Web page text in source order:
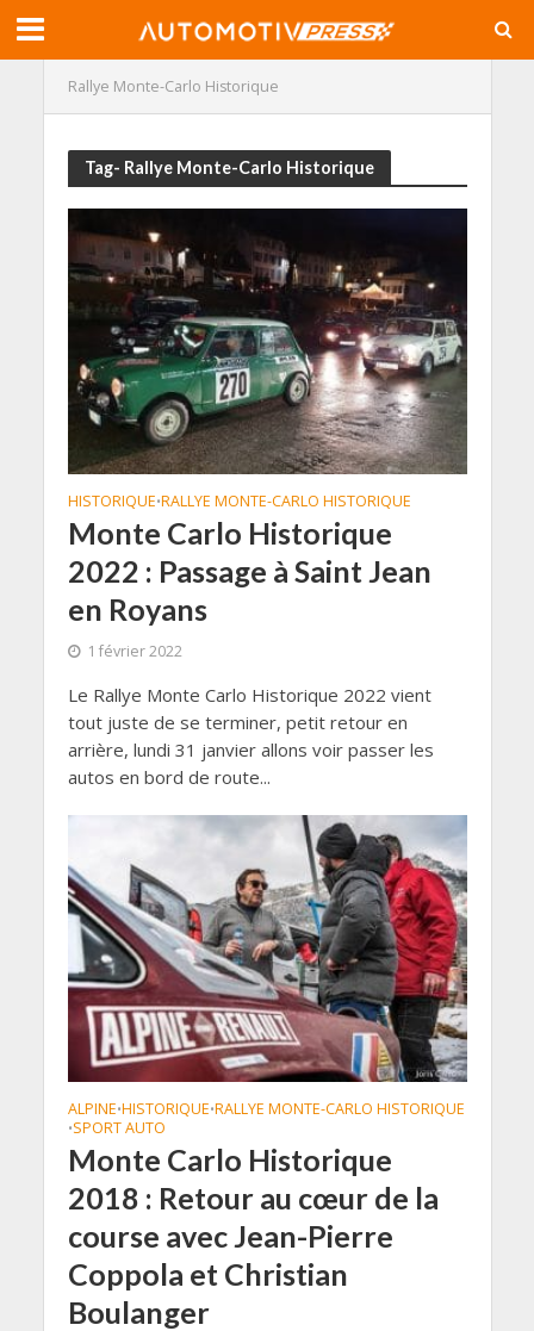
Rallye Monte-Carlo Historique
Tag- Rallye Monte-Carlo Historique
HISTORIQUE•RALLYE MONTE-CARLO HISTORIQUE
Monte Carlo Historique
2022 : Passage à Saint Jean
en Royans
1 février 2022
Le Rallye Monte Carlo Historique 2022 vient
tout juste de se terminer, petit retour en
arrière, lundi 31 janvier allons voir passer les
autos en bord de route...
ALPINE•HISTORIQUE•RALLYE MONTE-CARLO HISTORIQUE
•SPORT AUTO
Monte Carlo Historique
2018 : Retour au cœur de la
course avec Jean-Pierre
Coppola et Christian
Boulanger